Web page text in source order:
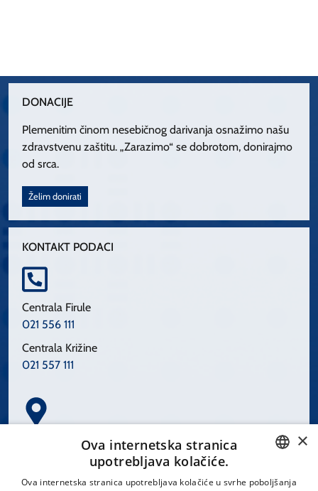
DONACIJE
Plemenitim činom nesebičnog darivanja osnažimo našu
zdravstvenu zaštitu. „Zarazimo“ se dobrotom, donirajmo
od srca.
Želim donirati
KONTAKT PODACI
Centrala Firule
021 556 111
Centrala Križine
021 557 111
Spinčićeva 1, 21000 Split
CROATIAN
×
Ova internetska stranica
upotrebljava kolačiće.
Ova internetska stranica upotrebljava kolačiće u svrhe poboljšanja